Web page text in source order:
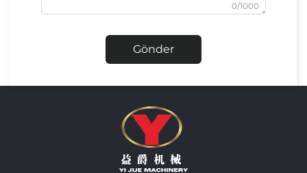
0/1000
Gönder